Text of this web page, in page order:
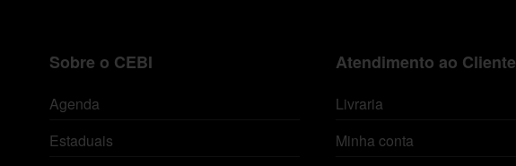
Sobre o CEBI
Agenda
Estaduais
Atendimento ao Cliente
Livraria
Minha conta